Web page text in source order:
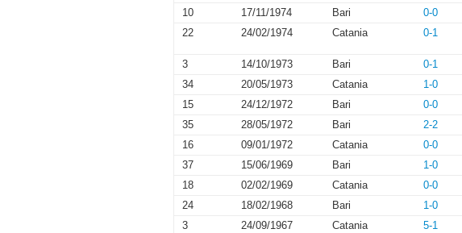
10
17/11/1974 Bari 0-0
22
24/02/1974 Catania 0-1
3
14/10/1973 Bari 0-1
34
20/05/1973 Catania 1-0
15
24/12/1972 Bari 0-0
35
28/05/1972 Bari 2-2
16
09/01/1972 Catania 0-0
37
15/06/1969 Bari 1-0
18
02/02/1969 Catania 0-0
24
18/02/1968 Bari 1-0
3
24/09/1967 Catania 5-1